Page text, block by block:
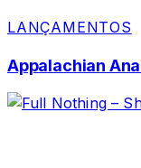
LANÇAMENTOS
Appalachian